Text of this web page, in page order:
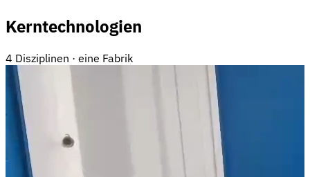
Kerntechnologien
4 Disziplinen · eine Fabrik